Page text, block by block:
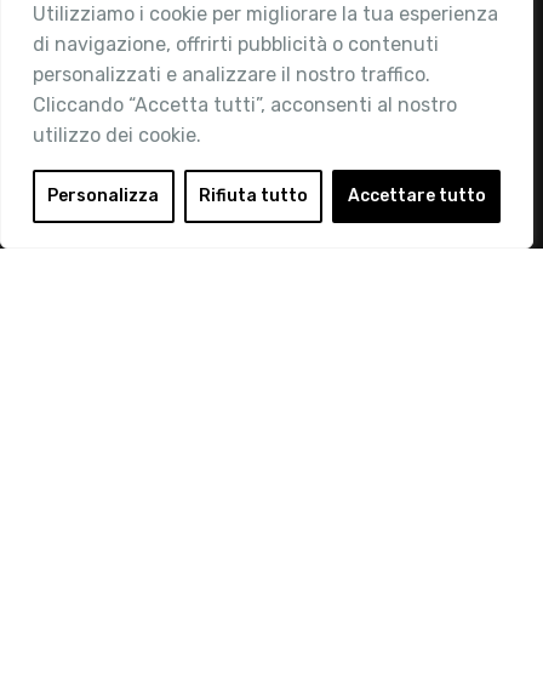
Utilizziamo i cookie per migliorare la tua esperienza
di navigazione, offrirti pubblicità o contenuti
personalizzati e analizzare il nostro traffico.
Cliccando “Accetta tutti”, acconsenti al nostro
utilizzo dei cookie.
Personalizza Rifiuta tutto Accettare tutto
Chi siamo
Attività
Contatti
Area Riservata
Login
Diventa Socio